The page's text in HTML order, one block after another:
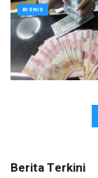
BISNIS
Berita Terkini